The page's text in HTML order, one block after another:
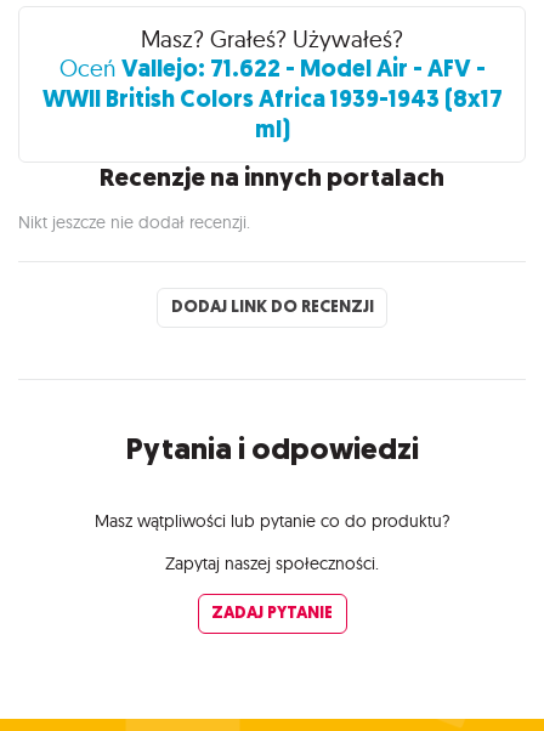
Recenzje
Masz? Grałeś? Używałeś?
Oceń Vallejo: 71.622 - Model Air - AFV -
WWII British Colors Africa 1939-1943 (8x17
ml)
Recenzje na innych portalach
Nikt jeszcze nie dodał recenzji.
DODAJ LINK DO RECENZJI
Pytania i odpowiedzi
Masz wątpliwości lub pytanie co do produktu?
Zapytaj naszej społeczności.
ZADAJ PYTANIE